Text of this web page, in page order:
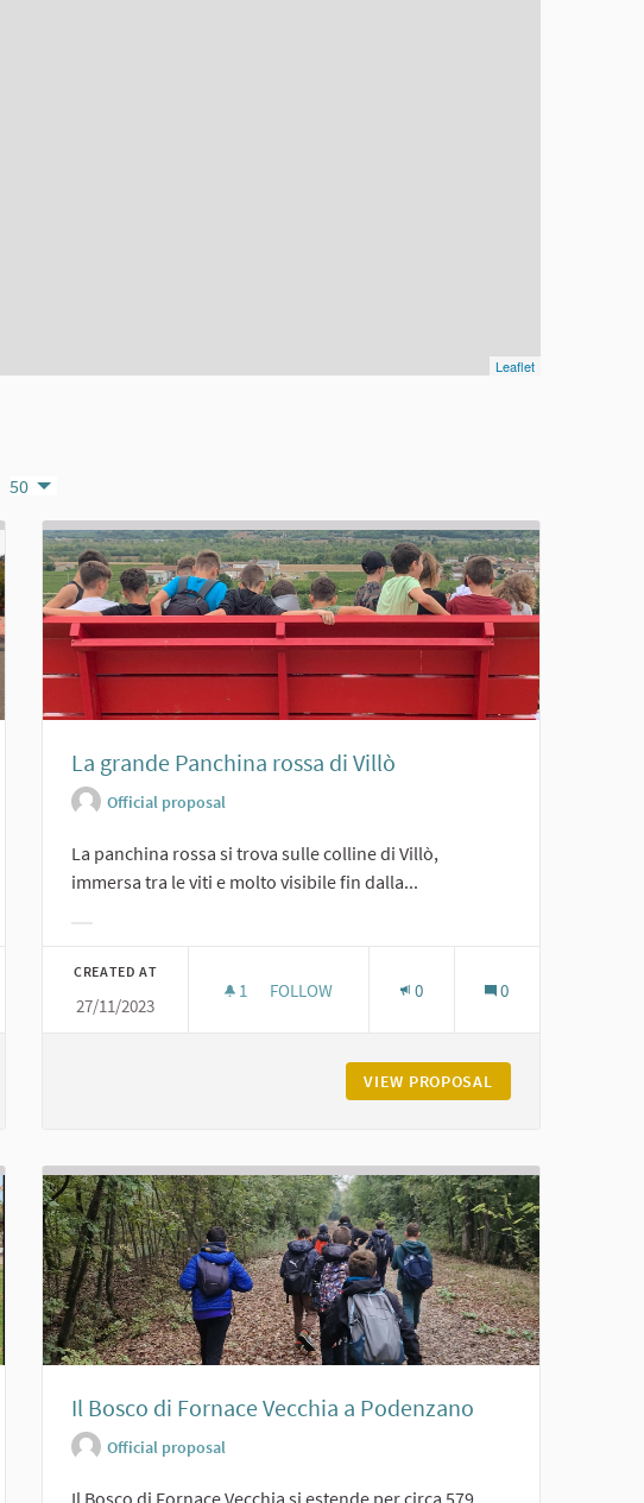
Leaflet
50
La grande Panchina rossa di Villò
Official proposal
La panchina rossa si trova sulle colline di Villò,
immersa tra le viti e molto visibile fin dalla...
CREATED AT
27/11/2023
1 1 FOLLOWER
FOLLOW 0 0
VIEW PROPOSAL
Il Bosco di Fornace Vecchia a Podenzano
Official proposal